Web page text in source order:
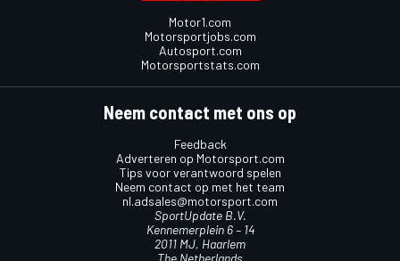
Motor1.com
Motorsportjobs.com
Autosport.com
Motorsportstats.com
Neem contact met ons op
Feedback
Adverteren op Motorsport.com
Tips voor verantwoord spelen
Neem contact op met het team
nl.adsales@motorsport.com
SportUpdate B.V.
Kennemerplein 6 – 14
2011 MJ, Haarlem